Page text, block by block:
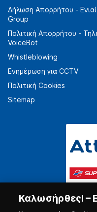
Δήλωση Απορρήτου -
Group
Πολιτική Απορρήτου -
VoiceBot
Whistleblowing
Ενημέρωση για CCTV
Πολιτική Cookies
Sitemap
Καλωσήρθες! –